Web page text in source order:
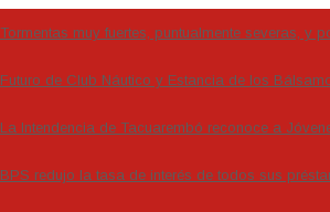
Tormentas muy fuertes, puntualmente severas, y
Futuro de Club Náutico y Estancia de los
La Intendencia de Tacuarembó reconoce a
BPS redujo la tasa de interés de todos sus